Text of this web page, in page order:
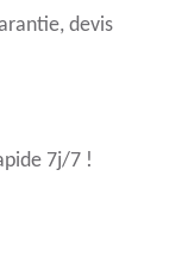
devis
7j/7 !